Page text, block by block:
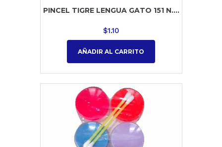
PINCEL TIGRE LENGUA GATO 151 N....
$1.10
AÑADIR AL CARRITO